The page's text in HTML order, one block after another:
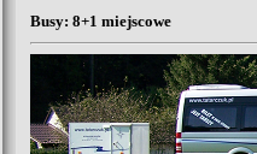
Busy: 8+1 miejscowe